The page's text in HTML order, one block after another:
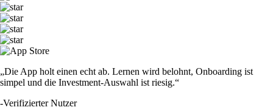
„Die App holt einen echt ab. Lernen wird belohnt, Onboarding ist
simpel und die Investment-Auswahl ist riesig.“
-Verifizierter Nutzer